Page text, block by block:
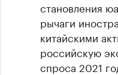
становления
рычаги
китайскими
российскую
спроса 2021